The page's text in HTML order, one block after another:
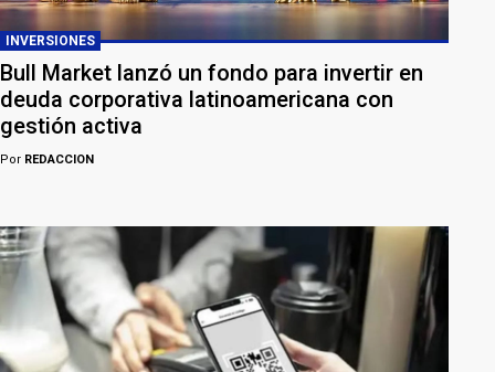
INVERSIONES
Bull Market lanzó un fondo para invertir en
deuda corporativa latinoamericana con
gestión activa
Por REDACCION